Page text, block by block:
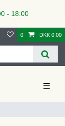
- 18:00
0 DKK 0.00
☰